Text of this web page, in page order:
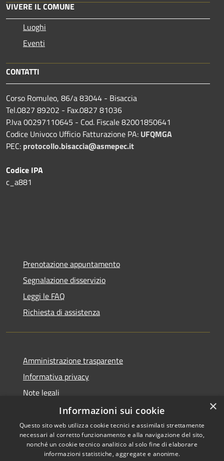
VIVERE IL COMUNE
Luoghi
Eventi
CONTATTI
Corso Romuleo, 86/a 83044 - Bisaccia
Tel.0827 89202 - Fax.0827 81036
P.Iva 00297110645 - Cod. Fiscale 82001850641
Codice Univoco Ufficio Fatturazione PA: UFQMGA
PEC: protocollo.bisaccia@asmepec.it
Codice IPA
c_a881
Prenotazione appuntamento
Segnalazione disservizio
Leggi le FAQ
Richiesta di assistenza
Amministrazione trasparente
Informativa privacy
Note legali
Dichiarazione di accessibilità
×
Informazioni sui cookie
Questo sito web utilizza cookie tecnici e assimilati strettamente
necessari al corretto funzionamento e alla navigazione del sito,
nonché un cookie tecnico analitico al solo fine di elaborare
informazioni statistiche, aggregate e anonime.